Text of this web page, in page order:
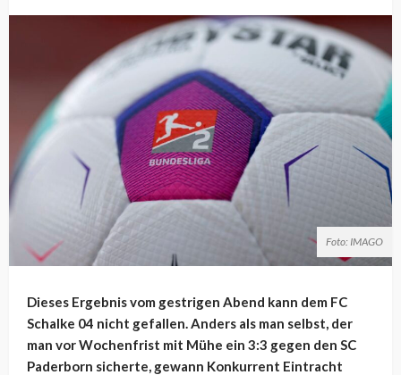
Foto: IMAGO
Dieses Ergebnis vom gestrigen Abend kann dem FC
Schalke 04 nicht gefallen. Anders als man selbst, der
man vor Wochenfrist mit Mühe ein 3:3 gegen den SC
Paderborn sicherte, gewann Konkurrent Eintracht